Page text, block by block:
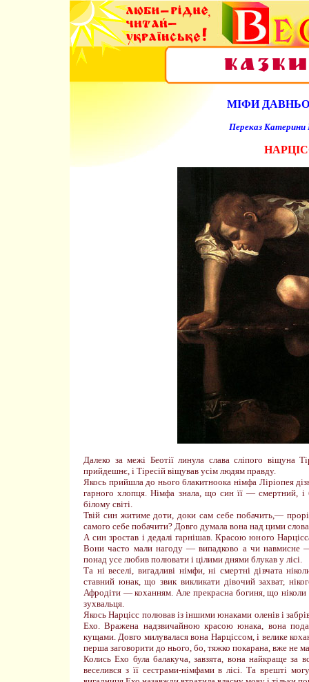
МІФИ
Переказ Катерини
Далеко за межі Беотії линула слава сліпого віщуна
прийдешнє, і Тіресій віщував усім людям правду.
Якось прийшла до нього блакитноока німфа Ліріопея
гарного хлопця. Німфа знала, що син її — смертний,
білому світі.
Твій син житиме доти, доки сам себе побачить,—
самого себе побачити? Довго думала вона над цими
А син зростав і дедалі гарнішав. Красою юного
Вони часто мали нагоду — випадково а чи навмисне
понад усе любив полювати і цілими днями блукав у лісі.
Та ні веселі, вигадливі німфи, ні смертні дівчата
ставний юнак, що звик викликати дівочий захват,
Афродіти — коханням. Але прекрасна богиня, що
зухвальця.
Якось Нарцісс полював із іншими юнаками оленів і
Ехо. Вражена надзвичайною красою юнака, вона
кущами. Довго милувалася вона Нарціссом, і велике
перша заговорити до нього, бо, тяжко покарана, вже не
Колись Ехо була балакуча, завзята, вона найкраще за
веселився з її сестрами-німфами в лісі. Та врешті